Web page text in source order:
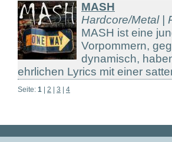
MASH
Hardcore/Metal |
MASH ist eine
Vorpommern,
dynamisch,
ehrlichen Lyrics mit einer
Seite: 1 2 3 4